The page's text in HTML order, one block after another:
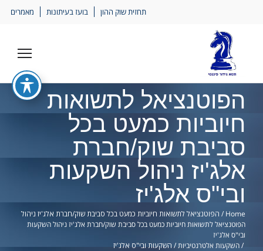
תחזית שוק ההון בועז בעיתונות מאמרים
הפוטנציאל לתשואות
חיוביות כמעט בכל
סביבת שוק/חברת
אלג'יז ניהול השקעות
ובי"ס אלג'יז
Home
/
הפוטנציאל לתשואות חיוביות כמעט בכל סביבת שוק/חברת אלג'יז ניהול השקעות
ובי"ס אלג'יז
/השקעות אלטרנטיביות/
הפוטנציאל לתשואות חיוביות כמעט בכל סביבת שוק/חברת אלג'יז ניהול
השקעות ובי"ס אלג'יז